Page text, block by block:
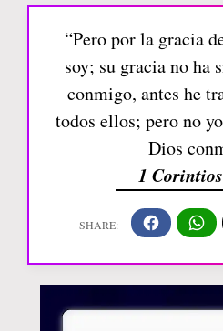
“Pero por la gracia
soy; su gracia no ha
conmigo, antes he
todos ellos; pero no
Dios
1